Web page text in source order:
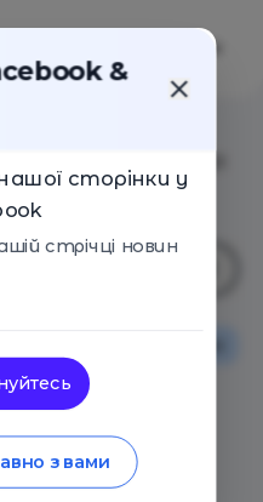
фото диких
Wildlife
2021
&
сторінки у
стрічці новин
з вами